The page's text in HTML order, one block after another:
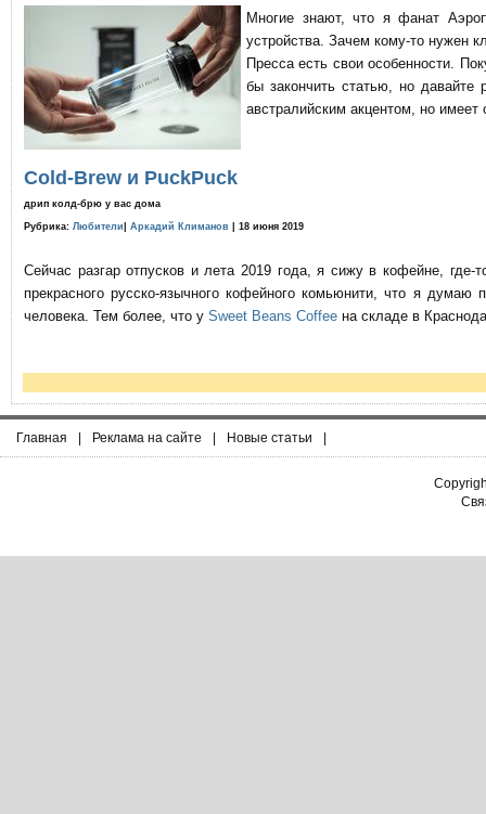
Многие знают, что я фанат
устройства. Зачем кому-то нужен
Пресса есть свои особенности.
бы закончить статью, но давайте
австралийским акцентом, но имеет
Cold-Brew и PuckPuck
дрип колд-брю у вас дома
Рубрика: Любители Аркадий Климанов | 18 июня 2019
Сейчас разгар отпусков и лета 2019 года, я сижу в кофейне,
прекрасного русско-язычного кофейного комьюнити, что я
человека. Тем более, что у Sweet Beans Coffee на складе в
Главная | Реклама на сайте | Новые статьи |